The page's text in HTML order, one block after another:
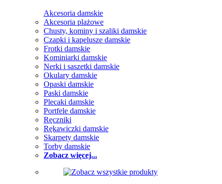
Akcesoria damskie
Akcesoria plażowe
Chusty, kominy i szaliki damskie
Czapki i kapelusze damskie
Frotki damskie
Kominiarki damskie
Nerki i saszetki damskie
Okulary damskie
Opaski damskie
Paski damskie
Plecaki damskie
Portfele damskie
Ręczniki
Rękawiczki damskie
Skarpety damskie
Torby damskie
Zobacz więcej...